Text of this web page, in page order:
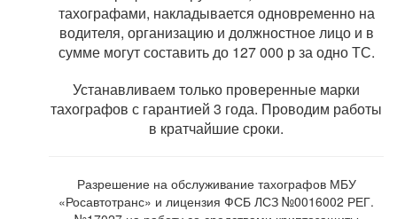
тахографами, накладывается одновременно на
водителя, организацию и должностное лицо и в
сумме могут составить до 127 000 р за одно ТС.
Устанавливаем только проверенные марки
тахографов с гарантией 3 года. Проводим работы
в кратчайшие сроки.
Разрешение на обслуживание тахографов МБУ
«Росавтотранс» и лицензия ФСБ ЛСЗ №0016002 РЕГ.